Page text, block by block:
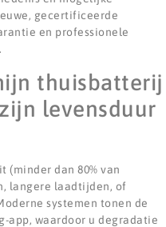
gecertificeerde
en professionele
thuisbatterij
levensduur
dan 80% van
langere laadtijden, of
systemen tonen de
app, waardoor u degradatie